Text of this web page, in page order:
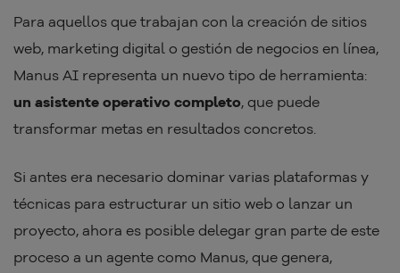
Para aquellos que trabajan con la creación de sitios
web, marketing digital o gestión de negocios en línea,
Manus AI representa un nuevo tipo de herramienta:
un asistente operativo completo, que puede
transformar metas en resultados concretos.
Si antes era necesario dominar varias plataformas y
técnicas para estructurar un sitio web o lanzar un
proyecto, ahora es posible delegar gran parte de este
proceso a un agente como Manus, que genera,